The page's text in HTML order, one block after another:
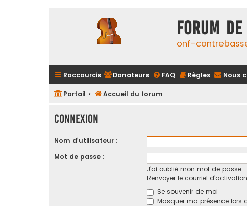
FORUM
onf-
Raccourcis Donateurs FAQ Règles Nous
Portail Accueil du forum
Connexion
Nom d’utilisateur :
Mot de passe :
J’ai oublié mon mot de passe
Renvoyer le courriel d’activation
Se souvenir de moi
Masquer ma présence lors